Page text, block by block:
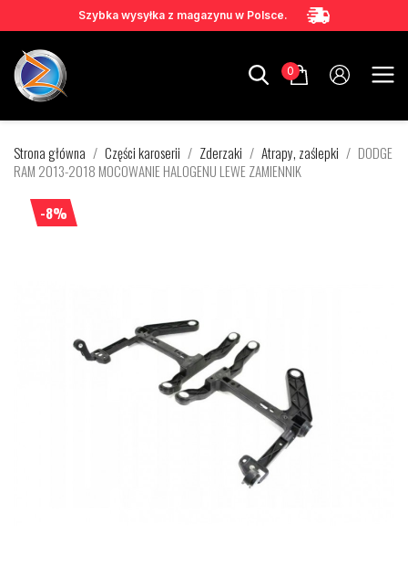
Szybka wysyłka z magazynu w Polsce.
0
Strona główna Części karoserii Zderzaki Atrapy, zaślepki
DODGE
RAM 2013-2018 MOCOWANIE HALOGENU LEWE ZAMIENNIK
-8%